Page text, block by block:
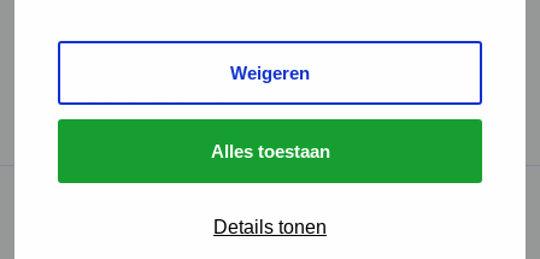
Weigeren
Alles toestaan
Details tonen
GGD Reisvaccinaties